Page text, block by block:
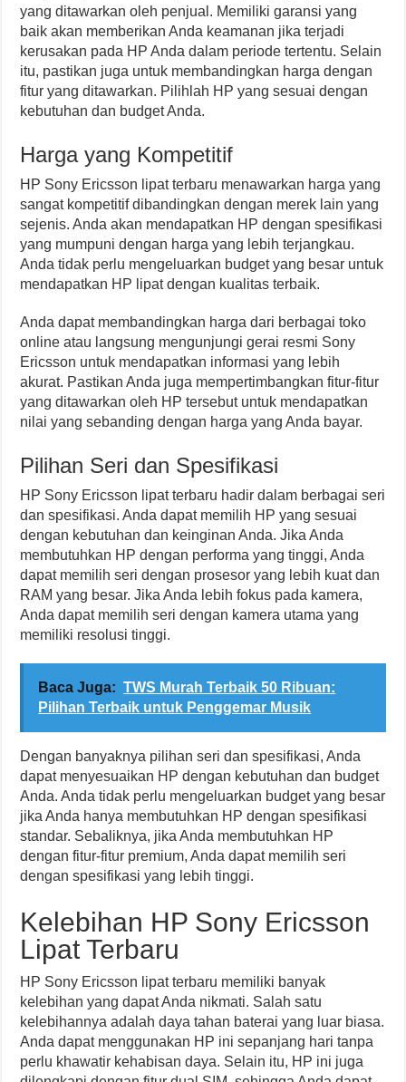
yang ditawarkan oleh penjual. Memiliki garansi yang
baik akan memberikan Anda keamanan jika terjadi
kerusakan pada HP Anda dalam periode tertentu. Selain
itu, pastikan juga untuk membandingkan harga dengan
fitur yang ditawarkan. Pilihlah HP yang sesuai dengan
kebutuhan dan budget Anda.
Harga yang Kompetitif
HP Sony Ericsson lipat terbaru menawarkan harga yang
sangat kompetitif dibandingkan dengan merek lain yang
sejenis. Anda akan mendapatkan HP dengan spesifikasi
yang mumpuni dengan harga yang lebih terjangkau.
Anda tidak perlu mengeluarkan budget yang besar untuk
mendapatkan HP lipat dengan kualitas terbaik.
Anda dapat membandingkan harga dari berbagai toko
online atau langsung mengunjungi gerai resmi Sony
Ericsson untuk mendapatkan informasi yang lebih
akurat. Pastikan Anda juga mempertimbangkan fitur-fitur
yang ditawarkan oleh HP tersebut untuk mendapatkan
nilai yang sebanding dengan harga yang Anda bayar.
Pilihan Seri dan Spesifikasi
HP Sony Ericsson lipat terbaru hadir dalam berbagai seri
dan spesifikasi. Anda dapat memilih HP yang sesuai
dengan kebutuhan dan keinginan Anda. Jika Anda
membutuhkan HP dengan performa yang tinggi, Anda
dapat memilih seri dengan prosesor yang lebih kuat dan
RAM yang besar. Jika Anda lebih fokus pada kamera,
Anda dapat memilih seri dengan kamera utama yang
memiliki resolusi tinggi.
Baca Juga: TWS Murah Terbaik 50 Ribuan:
Pilihan Terbaik untuk Penggemar Musik
Dengan banyaknya pilihan seri dan spesifikasi, Anda
dapat menyesuaikan HP dengan kebutuhan dan budget
Anda. Anda tidak perlu mengeluarkan budget yang besar
jika Anda hanya membutuhkan HP dengan spesifikasi
standar. Sebaliknya, jika Anda membutuhkan HP
dengan fitur-fitur premium, Anda dapat memilih seri
dengan spesifikasi yang lebih tinggi.
Kelebihan HP Sony Ericsson
Lipat Terbaru
HP Sony Ericsson lipat terbaru memiliki banyak
kelebihan yang dapat Anda nikmati. Salah satu
kelebihannya adalah daya tahan baterai yang luar biasa.
Anda dapat menggunakan HP ini sepanjang hari tanpa
perlu khawatir kehabisan daya. Selain itu, HP ini juga